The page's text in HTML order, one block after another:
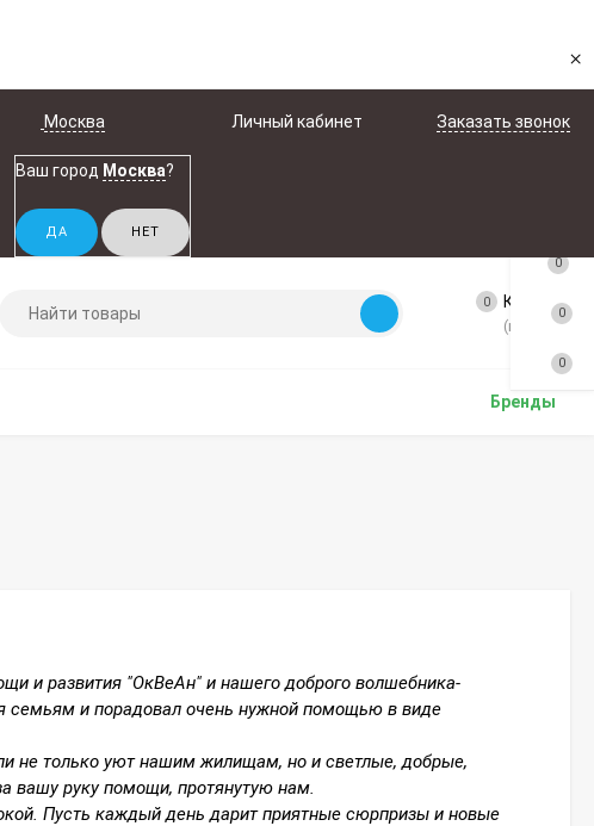
×
Москва
Ваш город Москва?
Личный кабинет Заказать звонок
0 Корзина
(пусто)
Бренды
и развития "ОкВеАн" и нашего доброго волшебника-
и порадовал очень нужной помощью в виде
не только уют нашим жилищам, но и светлые, добрые,
вашу руку помощи, протянутую нам.
Пусть каждый день дарит приятные сюрпризы и новые
0
0
0